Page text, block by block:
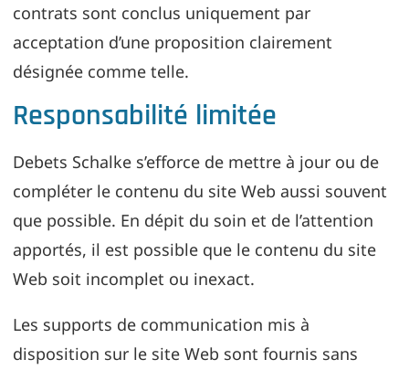
contrats sont conclus uniquement par
acceptation d’une proposition clairement
désignée comme telle.
Responsabilité limitée
Debets Schalke s’efforce de mettre à jour ou de
compléter le contenu du site Web aussi souvent
que possible. En dépit du soin et de l’attention
apportés, il est possible que le contenu du site
Web soit incomplet ou inexact.
Les supports de communication mis à
disposition sur le site Web sont fournis sans